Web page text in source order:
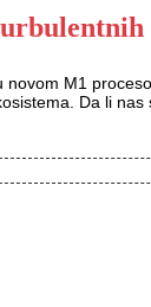
novom M1
Da li